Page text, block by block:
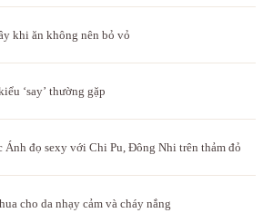
khi ăn không nên bỏ vỏ
‘say’ thường gặp
Ánh đọ sexy với Chi Pu, Đông Nhi trên thảm đỏ
cho da nhạy cảm và cháy nắng